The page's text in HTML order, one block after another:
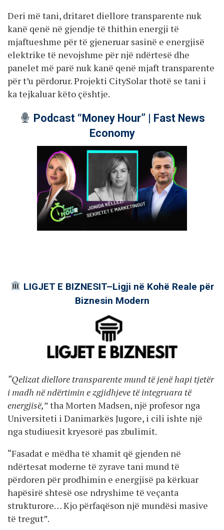
Deri më tani, dritaret diellore transparente nuk
kanë qenë në gjendje të thithin energji të
mjaftueshme për të gjeneruar sasinë e energjisë
elektrike të nevojshme për një ndërtesë dhe
panelet më parë nuk kanë qenë mjaft transparente
për t’u përdorur. Projekti CitySolar thotë se tani i
ka tejkaluar këto çështje.
Podcast “Money Hour” | Fast News
Economy
LIGJET E BIZNESIT–Ligji në Kohë Reale për
Biznesin Modern
“Qelizat diellore transparente mund të jenë hapi tjetër
i madh në ndërtimin e zgjidhjeve të integruara të
energjisë,” tha Morten Madsen, një profesor nga
Universiteti i Danimarkës Jugore, i cili ishte një
nga studiuesit kryesorë pas zbulimit.
“Fasadat e mëdha të xhamit që gjenden në
ndërtesat moderne të zyrave tani mund të
përdoren për prodhimin e energjisë pa kërkuar
hapësirë ​​shtesë ose ndryshime të veçanta
strukturore… Kjo përfaqëson një mundësi masive
të tregut”.